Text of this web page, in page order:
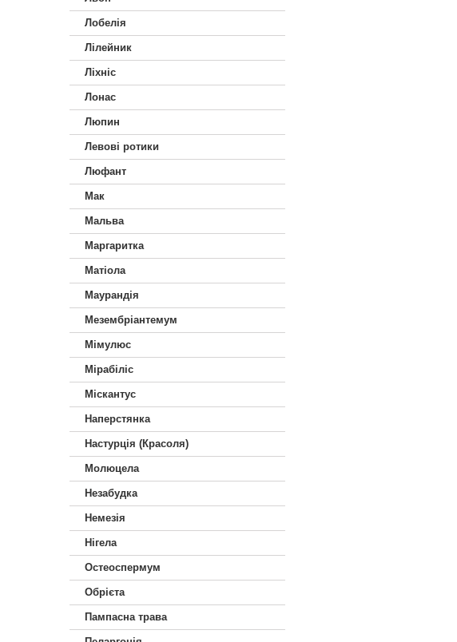
Лобелія
Лілейник
Ліхніс
Лонас
Люпин
Левові ротики
Люфант
Мак
Мальва
Маргаритка
Матіола
Маурандія
Мезембріантемум
Мімулюс
Мірабіліс
Міскантус
Наперстянка
Настурція (Красоля)
Молюцела
Незабудка
Немезiя
Нігела
Остеоспермум
Обрієта
Пампасна трава